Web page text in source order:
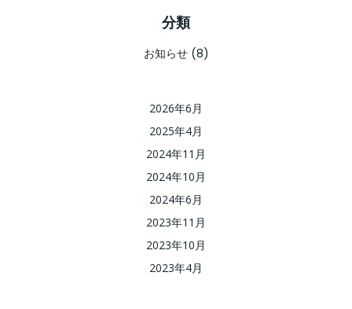
分類
お知らせ(8)
2026年6月
2025年4月
2024年11月
2024年10月
2024年6月
2023年11月
2023年10月
2023年4月